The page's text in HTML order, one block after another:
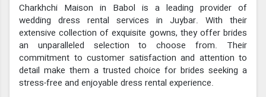
Charkhchi Maison in Babol is a leading provider of
wedding dress rental services in Juybar. With their
extensive collection of exquisite gowns, they offer brides
an unparalleled selection to choose from. Their
commitment to customer satisfaction and attention to
detail make them a trusted choice for brides seeking a
stress-free and enjoyable dress rental experience.